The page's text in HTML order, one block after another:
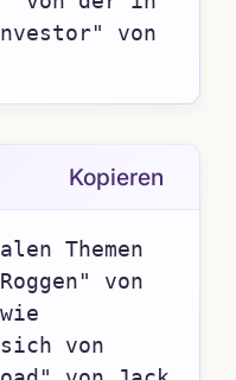
von
Kopieren
Themen
von
von